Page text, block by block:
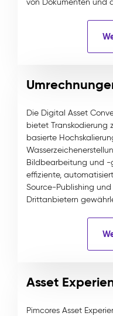
von Dokumenten und
Die Digital Asset
bietet Transkodierung
basierte
Bildbearbeitung und -
effiziente,
Source-Publishing
Drittanbietern
Asset
Pimcores Asset